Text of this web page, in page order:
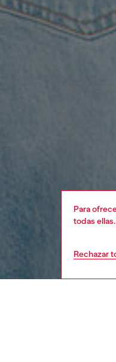
Para
todas
Rechazar